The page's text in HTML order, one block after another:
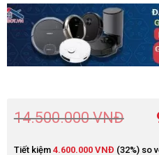
14.500.000VNĐ
Tiết kiệm 4.600.000 VNĐ (32%) so